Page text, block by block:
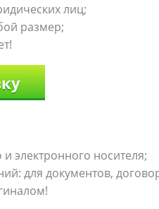
лиц;
размер;
электронного носителя;
для документов,